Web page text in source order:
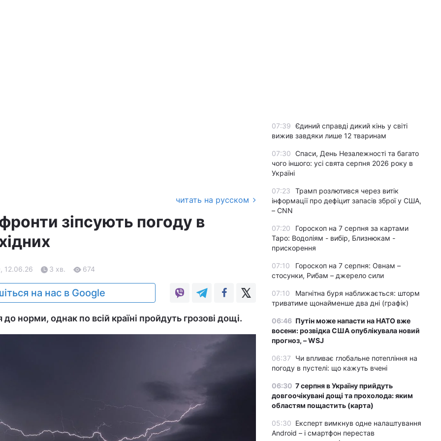
читать на русском
зіпсують погоду в
12.06.26 3 хв. 674
на нас в Google
норми, однак по всій країні пройдуть грозові дощі.
07:39 Єдиний справді дикий кінь у світі
вижив завдяки лише 12 тваринам
07:30 Спаси, День Незалежності та багато
чого іншого: усі свята серпня 2026 року в
Україні
07:23
Трамп розлютився через витік
інформації про дефіцит запасів зброї у США,
– CNN
07:20
Гороскоп на 7 серпня за картами
Таро: Водоліям - вибір, Близнюкам -
прискорення
07:10
Гороскоп на 7 серпня: Овнам –
стосунки, Рибам – джерело сили
07:10
Магнітна буря наближається: шторм
триватиме щонайменше два дні (графік)
06:46 Путін може напасти на НАТО вже
восени: розвідка США опублікувала новий
прогноз, – WSJ
06:37
Чи впливає глобальне потепління на
погоду в пустелі: що кажуть вчені
06:30 7 серпня в Україну прийдуть
довгоочікувані дощі та прохолода: яким
областям пощастить (карта)
05:30 Експерт вимкнув одне налаштування
Android – і смартфон перестав